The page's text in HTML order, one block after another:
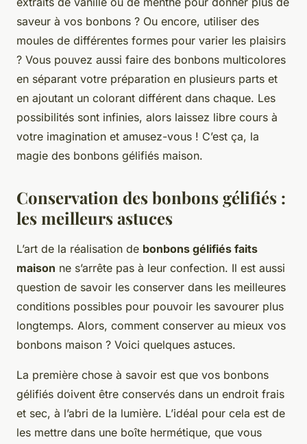
saveur à vos bonbons ? Ou encore, utiliser des
moules de différentes formes pour varier les plaisirs
? Vous pouvez aussi faire des bonbons multicolores
en séparant votre préparation en plusieurs parts et
en ajoutant un colorant différent dans chaque. Les
possibilités sont infinies, alors laissez libre cours à
votre imagination et amusez-vous ! C’est ça, la
magie des bonbons gélifiés maison.
Conservation des bonbons gélifiés :
les meilleurs astuces
L’art de la réalisation de bonbons gélifiés faits
maison ne s’arrête pas à leur confection. Il est aussi
question de savoir les conserver dans les meilleures
conditions possibles pour pouvoir les savourer plus
longtemps. Alors, comment conserver au mieux vos
bonbons maison ? Voici quelques astuces.
La première chose à savoir est que vos bonbons
gélifiés doivent être conservés dans un endroit frais
et sec, à l’abri de la lumière. L’idéal pour cela est de
les mettre dans une boîte hermétique, que vous